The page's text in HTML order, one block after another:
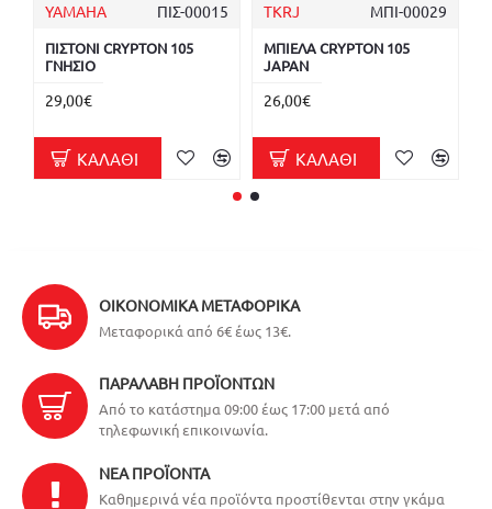
YAMAHA ΠΙΣ-00015
ΠΙΣΤΟΝΙ CRYPTON 105
ΓΝΗΣΙΟ
29,00€
ΚΑΛΆΘΙ
TKRJ ΜΠΙ-00029
ΜΠΙΕΛΑ CRYPTON 105
JAPAN
26,00€
ΚΑΛΆΘΙ
ΟΙΚΟΝΟΜΙΚΆ ΜΕΤΑΦΟΡΙΚΆ
Μεταφορικά από 6€ έως 13€.
ΠΑΡΑΛΑΒΉ ΠΡΟΪΌΝΤΩΝ
Από το κατάστημα 09:00 έως 17:00 μετά από
τηλεφωνική επικοινωνία.
ΝΈΑ ΠΡΟΪΌΝΤΑ
Καθημερινά νέα προϊόντα προστίθενται στην γκάμα